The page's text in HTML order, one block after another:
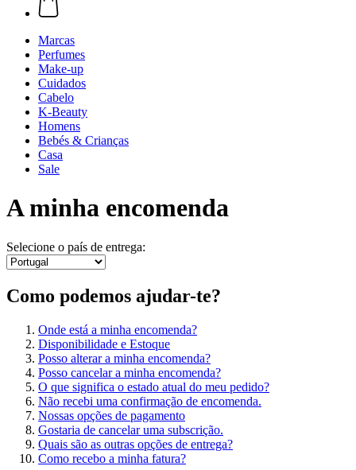
Marcas
Perfumes
Make-up
Cuidados
Cabelo
K-Beauty
Homens
Bebés & Crianças
Casa
Sale
A minha encomenda
Selecione o país de entrega:
Como podemos ajudar-te?
Onde está a minha encomenda?
Disponibilidade e Estoque
Posso alterar a minha encomenda?
Posso cancelar a minha encomenda?
O que significa o estado atual do meu pedido?
Não recebi uma confirmação de encomenda.
Nossas opções de pagamento
Gostaria de cancelar uma subscrição.
Quais são as outras opções de entrega?
Como recebo a minha fatura?